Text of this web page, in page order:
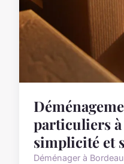
particuliers
simplicité et
Déménager à